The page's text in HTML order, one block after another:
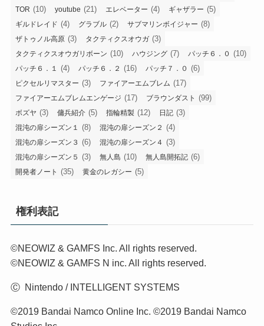
TOR (10) youtube (21) エレベーター (4) ギャザラー (5)
ギルドレイド (4) グラブル (2) サブマリンボイジャー (8)
ザトゥノル高原 (3) タクティクスオウガ (3)
タクティクスオウガリボーン (10) ハウジング (7) パッチ６．０ (10)
パッチ６．１ (4) パッチ６．２ (16) パッチ７．０ (6)
ピクセルリマスター (3) ファイアーエムブレム (17)
ファイアーエムブレムエンゲージ (17) ブラウンダスト (99)
ボズヤ (3) 傭兵紹介 (5) 指輪精製 (12) 日記 (3)
混沌の扉シーズン１ (8) 混沌の扉シーズン２ (4)
混沌の扉シーズン３ (6) 混沌の扉シーズン４ (3)
混沌の扉シーズン５ (3) 無人島 (10) 無人島開拓記 (6)
開発者ノート (35) 黄金のレガシー (5)
権利表記
©NEOWIZ & GAMFS Inc. All rights reserved.
©NEOWIZ & GAMFS N inc. All rights reserved.
Ⓒ Nintendo / INTELLIGENT SYSTEMS
©2019 Bandai Namco Online Inc. ©2019 Bandai Namco